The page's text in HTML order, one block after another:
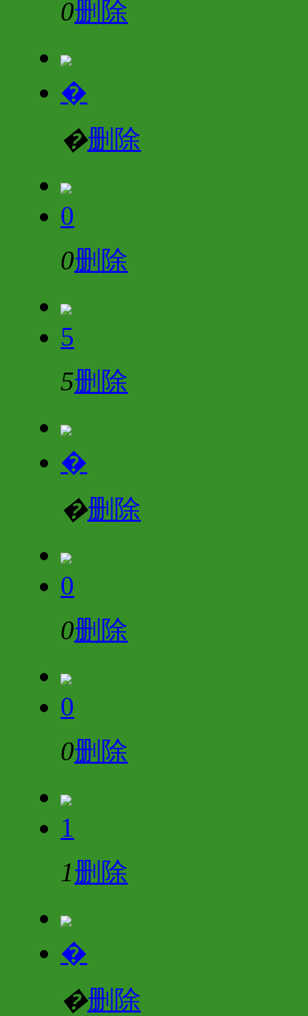
0删除
�
�删除
0
0删除
5
5删除
�
�删除
0
0删除
0
0删除
1
1删除
�
�删除